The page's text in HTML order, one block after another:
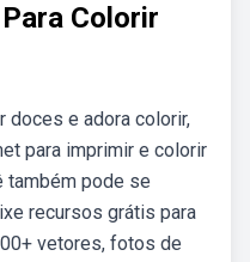
Colorir
doces e adora colorir,
para imprimir e colorir
também pode se
recursos grátis para
vetores, fotos de